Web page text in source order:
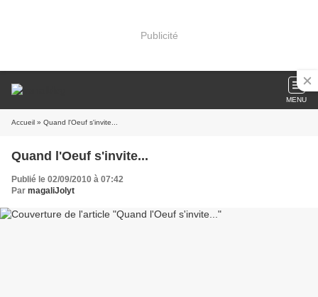
Publicité
MENU
Accueil » Quand l'Oeuf s'invite...
Quand l'Oeuf s'invite...
Publié le 02/09/2010 à 07:42
Par magaliJolyt